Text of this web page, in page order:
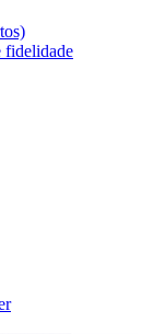
fidelidade